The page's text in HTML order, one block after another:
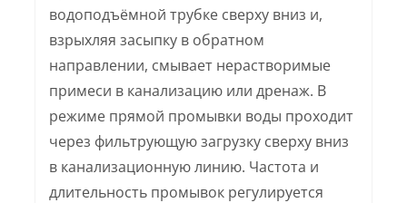
водоподъёмной трубке сверху вниз и,
взрыхляя засыпку в обратном
направлении, смывает нерастворимые
примеси в канализацию или дренаж. В
режиме прямой промывки воды проходит
через фильтрующую загрузку сверху вниз
в канализационную линию. Частота и
длительность промывок регулируется